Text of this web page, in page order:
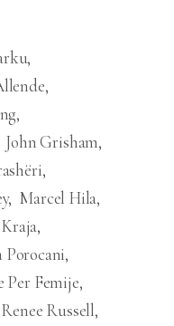
John Grisham
Marcel Hila
Porocani
Per Femije
Russell